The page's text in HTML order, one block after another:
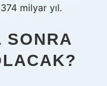
milyar yıl.
SONRA